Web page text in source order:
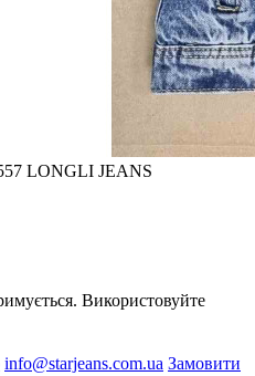
LONGLI JEANS
Використовуйте
info@starjeans.com.ua Замовити